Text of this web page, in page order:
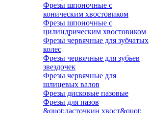
Фрезы шпоночные с
коническим хвостовиком
Фрезы шпоночные с
цилиндрическим хвостовиком
Фрезы червячные для зубчатых
колес
Фрезы червячные для зубьев
звездочек
Фрезы червячные для
шлицевых валов
Фрезы дисковые пазовые
Фрезы для пазов
&quot;ласточкин хвост&quot;